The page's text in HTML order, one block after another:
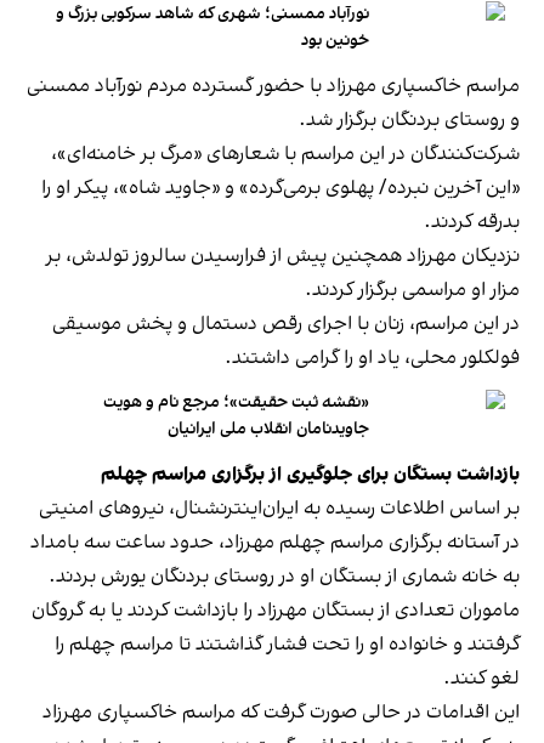
نورآباد ممسنی؛ شهری که شاهد سرکوبی بزرگ و
خونین بود
مراسم خاکسپاری مهرزاد با حضور گسترده مردم نورآباد ممسنی
و روستای بردنگان برگزار شد.
شرکت‌کنندگان در این مراسم با شعارهای «مرگ بر خامنه‌ای»،
«این آخرین نبرده/ پهلوی برمی‌گرده» و «جاوید شاه»، پیکر او را
بدرقه کردند.
نزدیکان مهرزاد همچنین پیش از فرارسیدن سالروز تولدش، بر
مزار او مراسمی برگزار کردند.
در این مراسم، زنان با اجرای رقص دستمال و پخش موسیقی
فولکلور محلی، یاد او را گرامی داشتند.
«نقشه ثبت حقیقت»؛ مرجع نام و هویت
جاویدنامان انقلاب ملی ایرانیان
بازداشت بستگان برای جلوگیری از برگزاری مراسم چهلم
بر اساس اطلاعات رسیده به ایران‌اینترنشنال، نیروهای امنیتی
در آستانه برگزاری مراسم چهلم مهرزاد، حدود ساعت سه بامداد
به خانه شماری از بستگان او در روستای بردنگان یورش بردند.
ماموران تعدادی از بستگان مهرزاد را بازداشت کردند یا به گروگان
گرفتند و خانواده او را تحت فشار گذاشتند تا مراسم چهلم را
لغو کنند.
این اقدامات در حالی صورت گرفت که مراسم خاکسپاری مهرزاد